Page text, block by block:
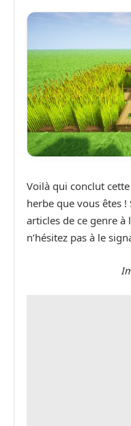
Voilà qui conclut
herbe que vous êtes !
articles de ce genre à
n’hésitez pas à le